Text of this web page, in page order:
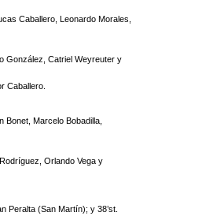
Caballero, Leonardo Morales,
González, Catriel Weyreuter y
Caballero.
Marcelo Bobadilla,
Orlando Vega y
Peralta (San Martín); y 38’st.